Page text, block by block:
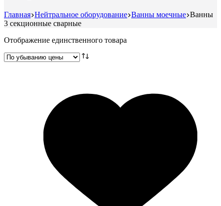
Главная Нейтральное оборудование Ванны моечные Ванны
3 секционные сварные
Отображение единственного товара